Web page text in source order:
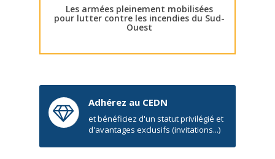
Les armées pleinement mobilisées
pour lutter contre les incendies du Sud-
Ouest
Adhérez au CEDN
et bénéficiez d'un statut privilégié et
d'avantages exclusifs (invitations...)